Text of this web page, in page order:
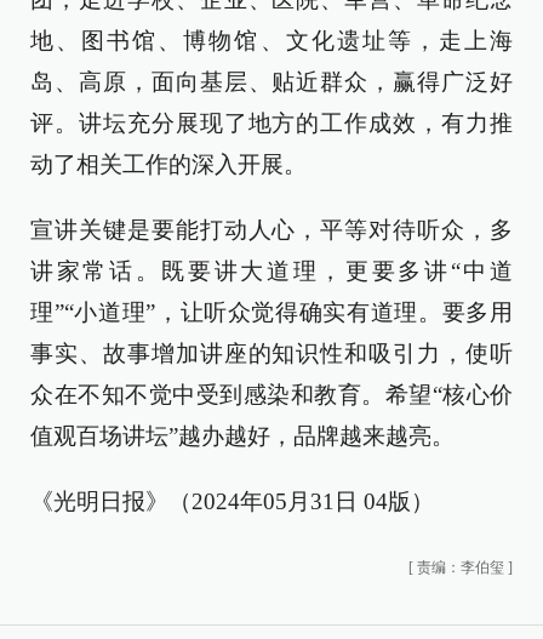
地、图书馆、博物馆、文化遗址等，走上海
岛、高原，面向基层、贴近群众，赢得广泛好
评。讲坛充分展现了地方的工作成效，有力推
动了相关工作的深入开展。
宣讲关键是要能打动人心，平等对待听众，多
讲家常话。既要讲大道理，更要多讲“中道
理”“小道理”，让听众觉得确实有道理。要多用
事实、故事增加讲座的知识性和吸引力，使听
众在不知不觉中受到感染和教育。希望“核心价
值观百场讲坛”越办越好，品牌越来越亮。
《光明日报》（2024年05月31日 04版）
[ 责编：李伯玺 ]